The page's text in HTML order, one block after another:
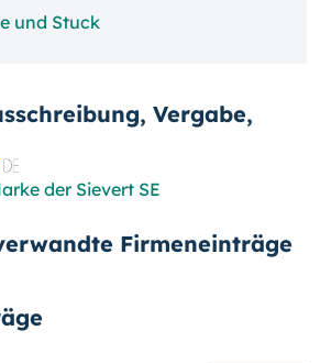
und Stuck
Vergabe,
der Sievert SE
Firmeneinträge